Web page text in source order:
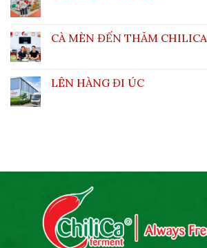
CÀ MÈN ĐẾN THĂM CHILICA
LÊN HÀNG ĐI ÚC